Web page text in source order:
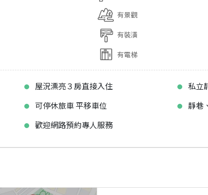
有景觀
有裝潢
有電梯
屋況漂亮３房直接入住
私立
可停休旅車 平移車位
靜巷
歡迎網路預約專人服務